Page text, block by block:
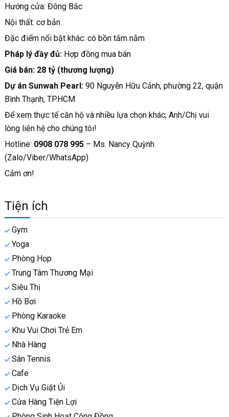
Hướng cửa: Đông Bắc
Nội thất: cơ bản
Đặc điểm nổi bật khác: có bồn tắm nằm
Pháp lý đầy đủ:Hợp đồng mua bán
Giá bán: 28 tỷ (thương lượng)
Dự án Sunwah Pearl: 90 Nguyễn Hữu Cảnh, phường 22, quận
Bình Thạnh, TP.HCM
Để xem thực tế căn hộ và nhiều lựa chọn khác; Anh/Chị vui
lòng liên hệ cho chúng tôi!
Hotline: 0908 078 995– Ms. Nancy Quỳnh
(Zalo/Viber/WhatsApp)
Cảm ơn!
Tiện ích
Gym
Yoga
Phòng Họp
Trung Tâm Thương Mại
Siêu Thị
Hồ Bơi
Phòng Karaoke
Khu Vui Chơi Trẻ Em
Nhà Hàng
Sân Tennis
Cafe
Dịch Vụ Giặt Ủi
Cửa Hàng Tiện Lợi